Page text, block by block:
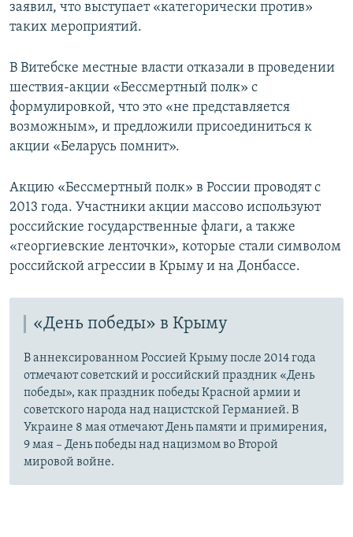
заявил, что выступает «категорически против»
таких мероприятий.
В Витебске местные власти отказали в проведении
шествия-акции «Бессмертный полк» с
формулировкой, что это «не представляется
возможным», и предложили присоединиться к
акции «Беларусь помнит».
Акцию «Бессмертный полк» в России проводят с
2013 года. Участники акции массово используют
российские государственные флаги, а также
«георгиевские ленточки», которые стали символом
российской агрессии в Крыму и на Донбассе.
«День победы» в Крыму
В аннексированном Россией Крыму после 2014 года
отмечают советский и российский праздник «День
победы», как праздник победы Красной армии и
советского народа над нацистской Германией. В
Украине 8 мая отмечают День памяти и примирения,
9 мая – День победы над нацизмом во Второй
мировой войне.